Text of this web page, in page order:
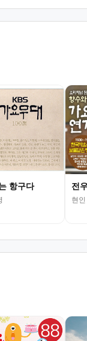
항구다 전
현인